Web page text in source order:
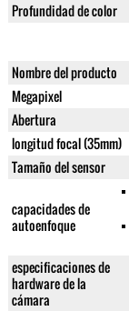
Profundidad de color
Nombre del producto
Megapixel
Abertura
longitud focal (35mm)
Tamaño del sensor
capacidades de
autoenfoque
especificaciones de
hardware de la
cámara